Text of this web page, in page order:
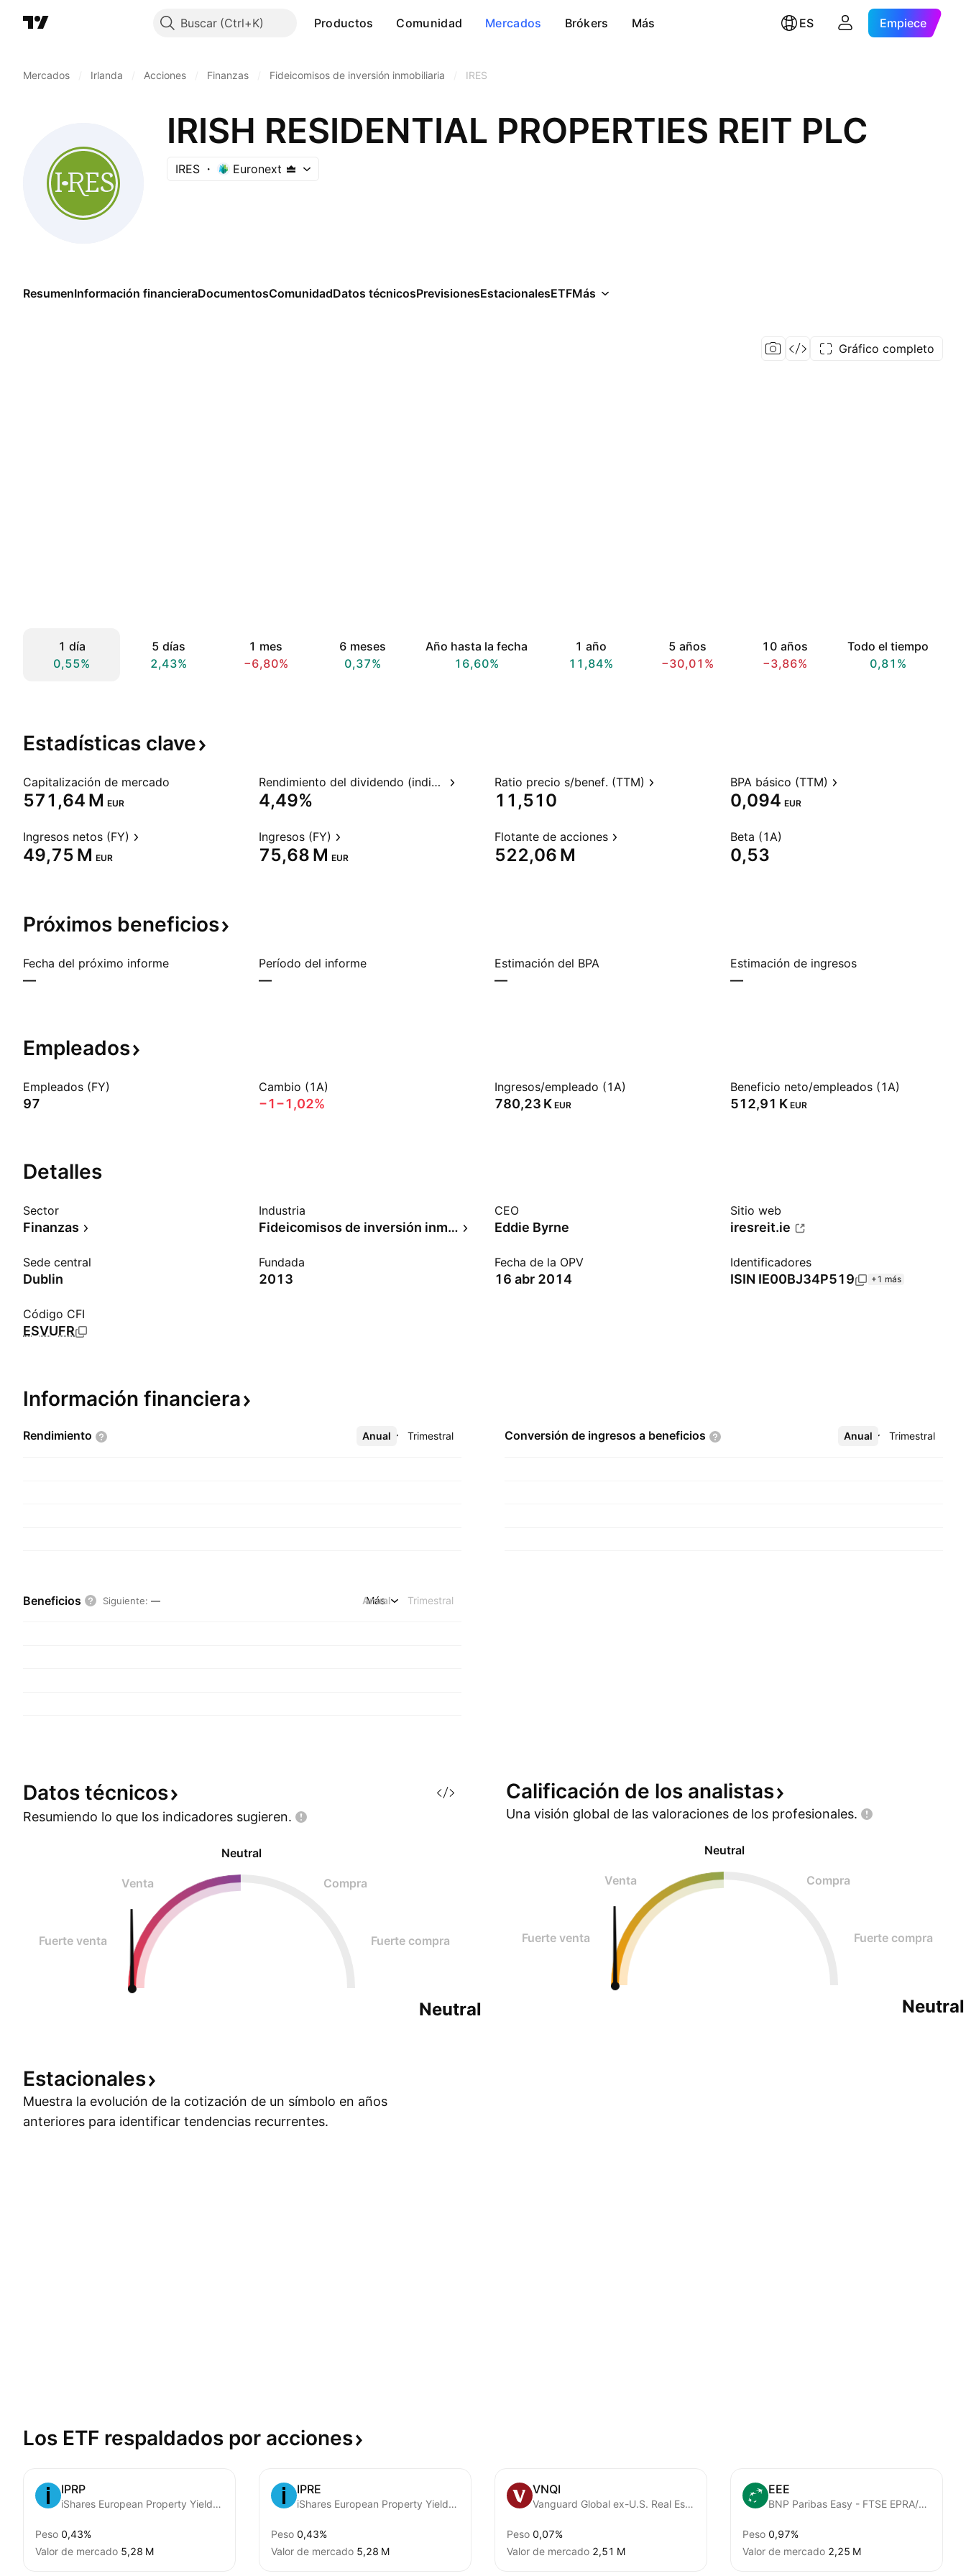
Buscar Productos Comunidad Mercados Brókers Más ES Empiece
Mercados Irlanda Acciones Finanzas Fideicomisos de inversión inmobiliaria IRES
IRISH RESIDENTIAL PROPERTIES REIT PLC
IRES Euronext
ResumenInformación financieraDocumentosComunidadDatos técnicosPrevisionesEstacionalesETFMás
Gráfico completo
1 día
0,55%
5 días
2,43%
1 mes
−6,80%
6 meses
0,37%
Año hasta la fecha
16,60%
1 año
11,84%
5 años
−30,01%
10 años
−3,86%
Todo el tiempo
0,81%
Estadísticas clave
Capitalización de mercado
‪571,64 M‬ EUR
Rendimiento del dividendo (indicado)
4,49%
Ratio precio s/benef. (TTM)
11,510
BPA básico (TTM)
0,094 EUR
Ingresos netos (FY)
‪49,75 M‬ EUR
Ingresos (FY)
‪75,68 M‬ EUR
Flotante de acciones
‪522,06 M‬
Beta (1A)
0,53
Próximos beneficios
Fecha del próximo informe
—
Período del informe
—
Estimación del BPA
—
Estimación de ingresos
—
Empleados
Empleados (FY)
97
Cambio (1A)
−1−1,02%
Ingresos/empleado (1A)
‪780,23 K‬ EUR
Beneficio neto/empleados (1A)
‪512,91 K‬ EUR
Detalles
Sector
Finanzas
Industria
Fideicomisos de inversión inmobiliaria
CEO
Eddie Byrne
Sitio web
iresreit.ie
Sede central
Dublin
Fundada
2013
Fecha de la OPV
16 abr 2014
Identificadores
ISIN IE00BJ34P519 +1 más
Código CFI
ESVUFR
Información financiera
Rendimiento Anual Trimestral
Más Conversión de ingresos a beneficios Anual Trimestral
Más
Beneficios Siguiente: — Anual Trimestral
Más
Datos técnicos
Resumiendo lo que los indicadores sugieren.
Neutral
Venta Compra
Fuerte venta Fuerte compra
Neutral
Calificación de los analistas
Una visión global de las valoraciones de los profesionales.
Neutral
Venta Compra
Fuerte venta Fuerte compra
Neutral
Estacionales
Muestra la evolución de la cotización de un símbolo en años
anteriores para identificar tendencias recurrentes.
Los ETF respaldados por acciones
IPRP
iShares European Property Yield UCITS ETF
Peso 0,43%
Valor de mercado ‪5,28 M‬
IPRE
iShares European Property Yield UCITS ETF
Peso 0,43%
Valor de mercado ‪5,28 M‬
VNQI
Vanguard Global ex-U.S. Real Estate ETF
Peso 0,07%
Valor de mercado ‪2,51 M‬
EEE
BNP Paribas Easy - FTSE EPRA/NAREIT Eurozone Capped
Peso 0,97%
Valor de mercado ‪2,25 M‬